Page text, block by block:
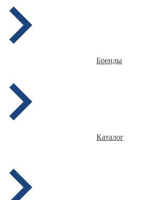
Бренды
Каталог